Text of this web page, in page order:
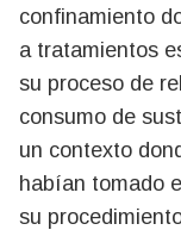
confinamiento
a tratamientos
su proceso de
consumo de
un contexto
habían tomado
su